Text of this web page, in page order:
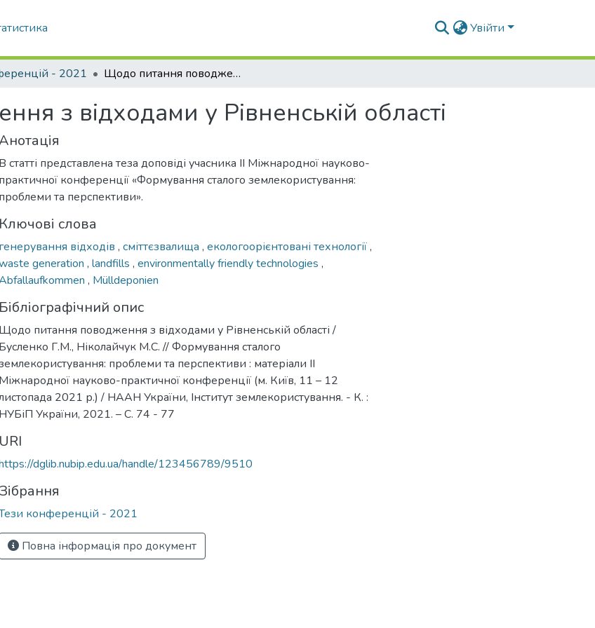
Увійти
- 2021 Щодо питання поводження з відходами у Рівненській області
з відходами у Рівненській області
В статті представлена теза доповіді учасника ІІ Міжнародної науково-
практичної конференції «Формування сталого землекористування:
проблеми та перспективи».
Ключові слова
генерування відходів , сміттєзвалища , екологоорієнтовані технології,
generation , landfills , environmentally friendly technologies ,
, Mülldeponien
Бібліографічний опис
Щодо питання поводження з відходами у Рівненській області /
Бусленко Г.М., Ніколайчук М.С. // Формування сталого
проблеми та перспективи : матеріали IІ
Міжнародної науково-практичної конференції (м. Київ, 11 – 12
2021 р.) / НААН України, Інститут землекористування. - К. :
НУБіП України, 2021. – С. 74 - 77
URI
dglib.nubip.edu.ua/handle/123456789/9510
Зібрання
конференцій - 2021
Повна інформація про документ